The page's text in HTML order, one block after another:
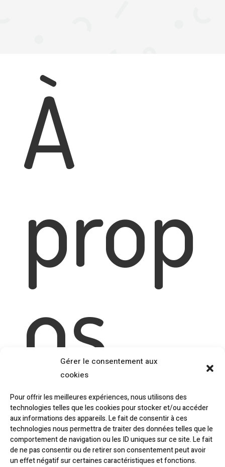
Gérer le consentement aux
cookies
Pour offrir les meilleures expériences, nous utilisons des
technologies telles que les cookies pour stocker et/ou accéder
aux informations des appareils. Le fait de consentir à ces
technologies nous permettra de traiter des données telles que le
comportement de navigation ou les ID uniques sur ce site. Le fait
de ne pas consentir ou de retirer son consentement peut avoir
un effet négatif sur certaines caractéristiques et fonctions.
À
prop
os
d’Hi